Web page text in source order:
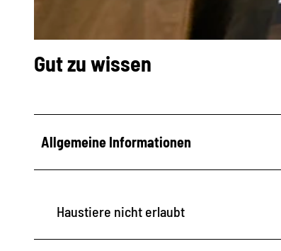
o
n
r
Gut zu wissen
Allgemeine Informationen
Haustiere nicht erlaubt